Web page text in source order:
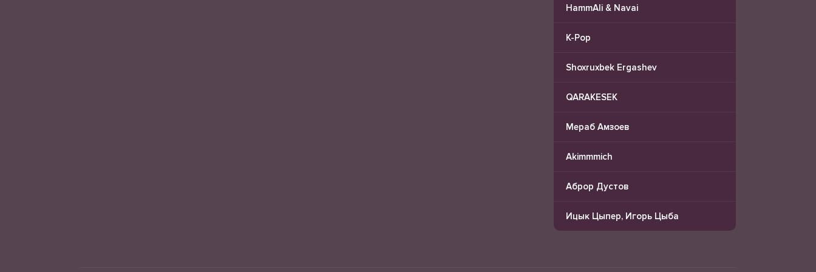
HammAli & Navai
K-Pop
Shoxruxbek Ergashev
QARAKESEK
Мераб Амзоев
Akimmmich
Аброр Дустов
Ицык Цыпер, Игорь Цыба